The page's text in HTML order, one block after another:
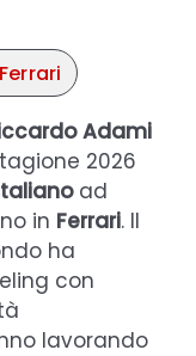
Adami
2026
ad
in Ferrari. Il
ha
con
lavorando